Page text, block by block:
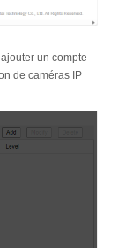
un compte
de caméras IP